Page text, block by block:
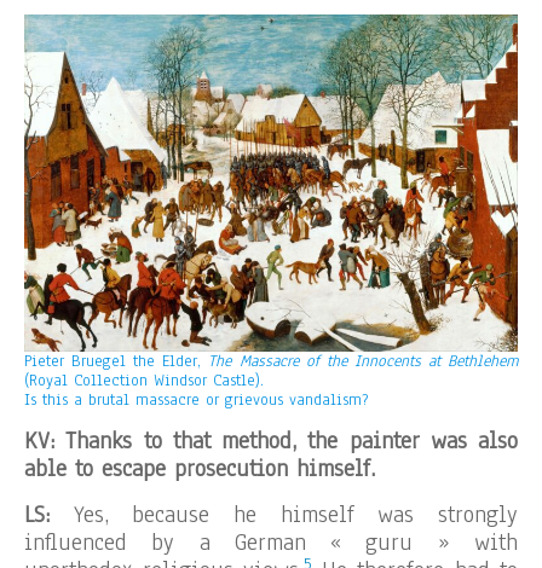
Pieter Bruegel the Elder, The Massacre of the Innocents at Bethlehem
(Royal Collection Windsor Castle).
Is this a brutal massacre or grievous vandalism?
KV: Thanks to that method, the painter was also
able to escape prosecution himself.
LS: Yes, because he himself was strongly
influenced by a German « guru » with